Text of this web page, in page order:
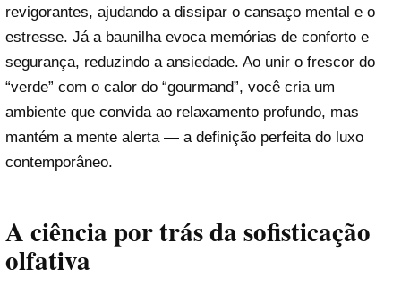
revigorantes, ajudando a dissipar o cansaço mental e o
estresse. Já a baunilha evoca memórias de conforto e
segurança, reduzindo a ansiedade. Ao unir o frescor do
“verde” com o calor do “gourmand”, você cria um
ambiente que convida ao relaxamento profundo, mas
mantém a mente alerta — a definição perfeita do luxo
contemporâneo.
A ciência por trás da sofisticação
olfativa